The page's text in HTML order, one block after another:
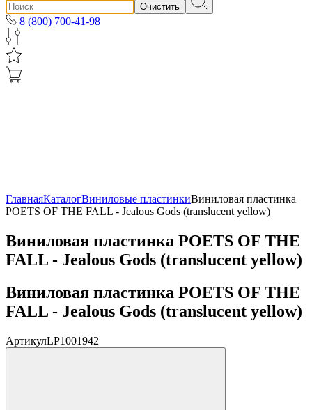
Очистить
8 (800) 700-41-98
ГлавнаяКаталогВиниловые пластинкиВиниловая пластинка
POETS OF THE FALL - Jealous Gods (translucent yellow)
Виниловая пластинка POETS OF THE
FALL - Jealous Gods (translucent yellow)
Виниловая пластинка POETS OF THE
FALL - Jealous Gods (translucent yellow)
АртикулLP1001942